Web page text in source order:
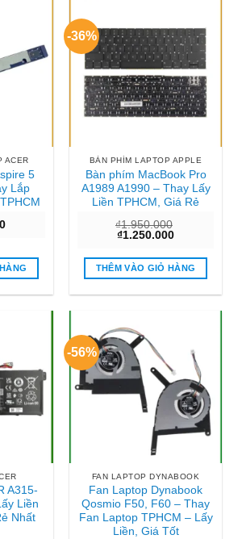
ACER
5
Lắp
Giá
là:
₫350.
-36%
BÀN PHÍM LAPTOP APPLE
Bàn phím MacBook Pro
A1989 A1990 – Thay Lấy
Liền TPHCM, Giá Rẻ
₫1.950.000
Giá
là:
₫1.950.000.
₫1.250.000Giá
tại
là:
₫1.250.000.
THÊM VÀO GIỎ HÀNG
A315-
Liền
Nhất
-56%
FAN LAPTOP DYNABOOK
Fan Laptop Dynabook
Qosmio F50, F60 – Thay
Fan Laptop TPHCM – Lấy
Liền, Giá Tốt